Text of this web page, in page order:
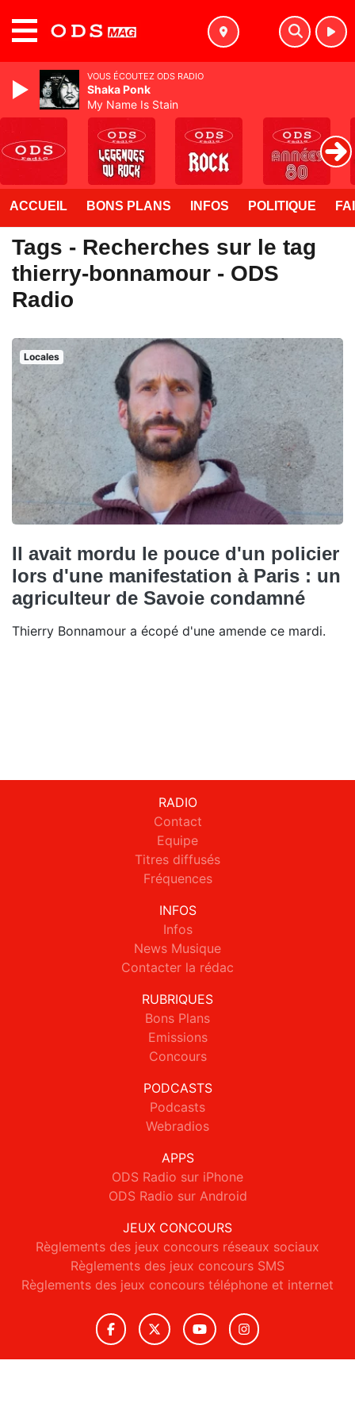
ACCUEIL BONS PLANS INFOS POLITIQUE
Tags - Recherches sur le tag
thierry-bonnamour - ODS
Radio
Locales
Il avait mordu le pouce d'un policier
lors d'une manifestation à Paris : un
agriculteur de Savoie condamné
Thierry Bonnamour a écopé d'une amende ce mardi.
RADIO
Contact
Equipe
Titres diffusés
Fréquences
INFOS
Infos
News Musique
Contacter la rédac
RUBRIQUES
Bons Plans
Emissions
Concours
PODCASTS
Podcasts
Webradios
APPS
ODS Radio sur iPhone
ODS Radio sur Android
JEUX CONCOURS
Règlements des jeux concours réseaux sociaux
Règlements des jeux concours SMS
Règlements des jeux concours téléphone et internet
VOUS ÉCOUTEZ ODS RADIO
Shaka Ponk
My Name Is Stain